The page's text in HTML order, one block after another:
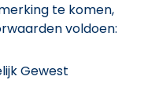
te komen,
voldoen:
Gewest